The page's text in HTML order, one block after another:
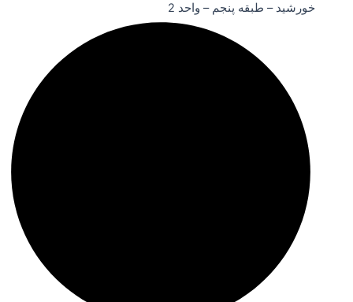
خورشید – طبقه پنجم – واحد 2